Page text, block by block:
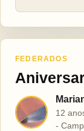
FEDERADOS
M
12
-